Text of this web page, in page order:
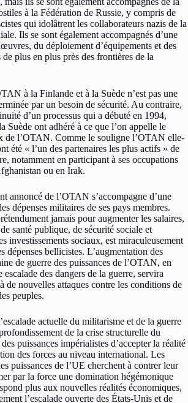
à la Fédération de Russie, y compris de
qui idolâtrent les collaborateurs nazis de la
Ils se sont également accompagnés d’une
du déploiement d’équipements et des
plus en plus près des frontières de la
à la Finlande et à la Suède n’est pas une
par un besoin de sécurité. Au contraire,
d’un processus qui a débuté en 1994,
Suède ont adhéré à ce que l’on appelle le
de l’OTAN. Comme le souligne l’OTAN elle-
été « l’un des partenaires les plus actifs » de
notamment en participant à ses occupations
ou en Irak.
annoncé de l’OTAN s’accompagne d’une
dépenses militaires de ses pays membres.
jamais pour augmenter les salaires,
santé publique, de sécurité sociale et
investissements sociaux, est miraculeusement
dépenses bellicistes. L’augmentation des
de guerre des puissances de l’OTAN, en
escalade des dangers de la guerre, servira
de nouvelles attaques contre les conditions de
peuples.
actuelle du militarisme et de la guerre
de la crise structurelle du
puissances impérialistes d’accepter la réalité
des forces au niveau international. Les
puissances de l’UE cherchent à contrer leur
par la force une domination hégémonique
plus aux nouvelles réalités économiques,
l’escalade ouverte des États-Unis et de